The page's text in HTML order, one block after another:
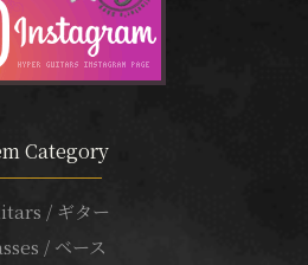
Category
/ ギター
/ ベース